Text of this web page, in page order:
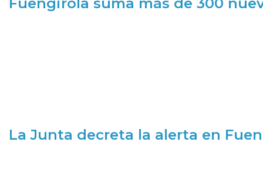
La Junta decreta la alerta en